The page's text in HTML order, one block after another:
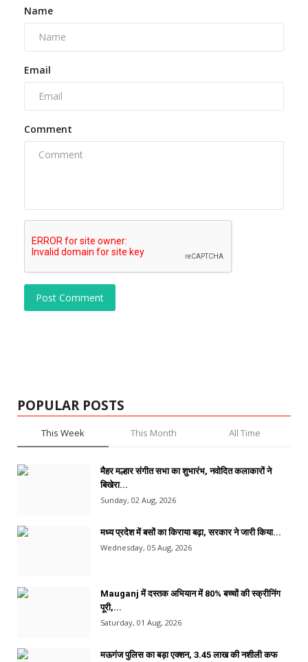
Name
Email
Comment
Post Comment
POPULAR POSTS
This Week This Month All Time
मैहर मल्हार संगीत सभा का शुभारंभ, नवोदित कलाकारों ने
बिखेरा...
Sunday, 02 Aug, 2026
मध्य प्रदेश में बसों का किराया बढ़ा, सरकार ने जारी किया...
Wednesday, 05 Aug, 2026
Mauganj में दस्तक अभियान में 80% बच्चों की स्क्रीनिंग
पूरी,...
Saturday, 01 Aug, 2026
मऊगंज पुलिस का बड़ा एक्शन, 3.45 लाख की नशीली कफ